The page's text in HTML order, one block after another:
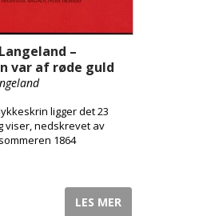
–
var af røde guld
ligger det 23
viser, nedskrevet av
1864
LES MER